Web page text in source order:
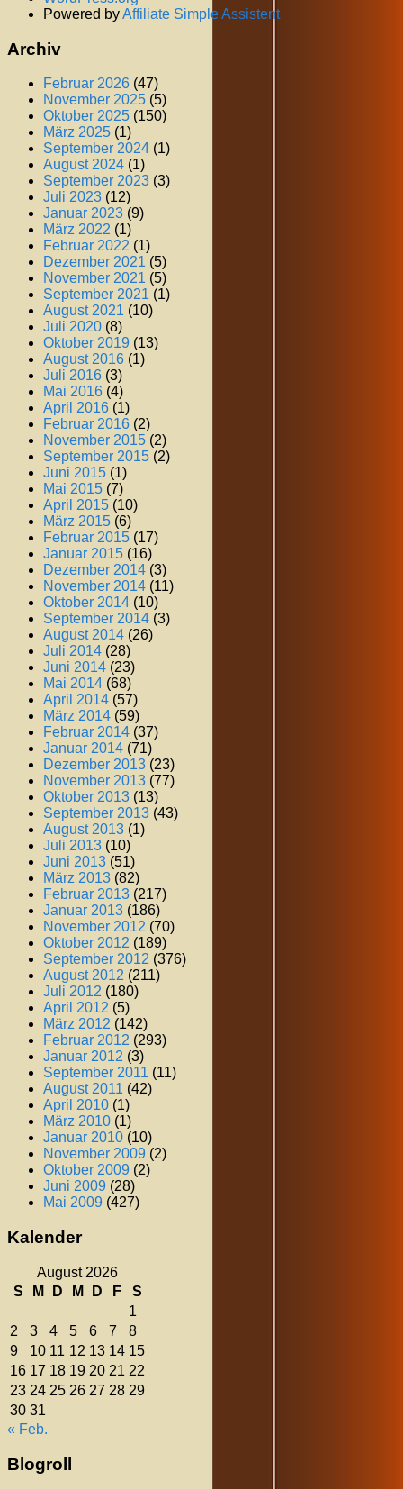
Powered byAffiliate Simple Assistent
Archiv
Februar 2026 (47)
November 2025 (5)
Oktober 2025 (150)
März 2025 (1)
September 2024 (1)
August 2024 (1)
September 2023 (3)
Juli 2023 (12)
Januar 2023 (9)
März 2022 (1)
Februar 2022 (1)
Dezember 2021 (5)
November 2021 (5)
September 2021 (1)
August 2021 (10)
Juli 2020 (8)
Oktober 2019 (13)
August 2016 (1)
Juli 2016 (3)
Mai 2016 (4)
April 2016 (1)
Februar 2016 (2)
November 2015 (2)
September 2015 (2)
Juni 2015 (1)
Mai 2015 (7)
April 2015 (10)
März 2015 (6)
Februar 2015 (17)
Januar 2015 (16)
Dezember 2014 (3)
November 2014 (11)
Oktober 2014 (10)
September 2014 (3)
August 2014 (26)
Juli 2014 (28)
Juni 2014 (23)
Mai 2014 (68)
April 2014 (57)
März 2014 (59)
Februar 2014 (37)
Januar 2014 (71)
Dezember 2013 (23)
November 2013 (77)
Oktober 2013 (13)
September 2013 (43)
August 2013 (1)
Juli 2013 (10)
Juni 2013 (51)
März 2013 (82)
Februar 2013 (217)
Januar 2013 (186)
November 2012 (70)
Oktober 2012 (189)
September 2012 (376)
August 2012 (211)
Juli 2012 (180)
April 2012 (5)
März 2012 (142)
Februar 2012 (293)
Januar 2012 (3)
September 2011 (11)
August 2011 (42)
April 2010 (1)
März 2010 (1)
Januar 2010 (10)
November 2009 (2)
Oktober 2009 (2)
Juni 2009 (28)
Mai 2009 (427)
Kalender
August 2026
S
M D M D F
S
1
2
3 4 5 6 7
8
9
10 11 12 13 14 15
16 17 18 19 20 21 22
23 24 25 26 27 28 29
30 31
« Feb.
Blogroll